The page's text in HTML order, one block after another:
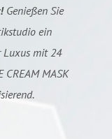
Genießen Sie
ein
Luxus mit 24
CREAM MASK